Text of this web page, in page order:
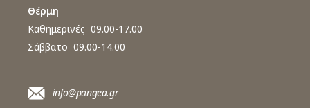
Θέρμη
Καθημερινές 09.00-17.00
Σάββατο 09.00-14.00
info@pangea.gr